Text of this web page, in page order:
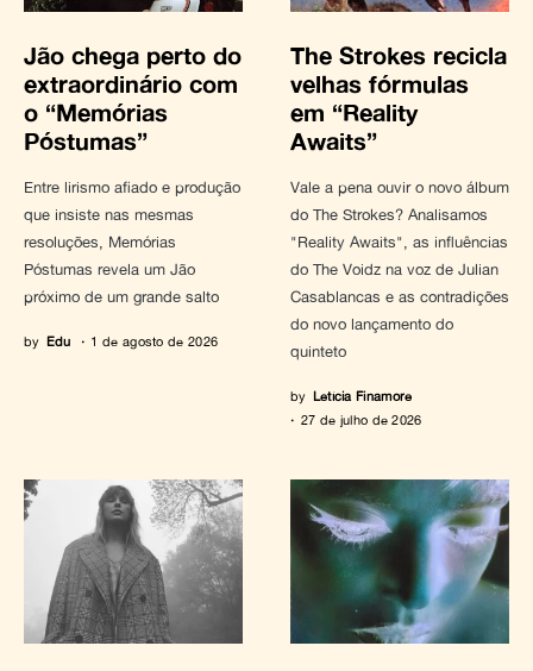
Jão chega perto do
extraordinário com
o “Memórias
Póstumas”
Entre lirismo afiado e produção
que insiste nas mesmas
resoluções, Memórias
Póstumas revela um Jão
próximo de um grande salto
by Edu 1 de agosto de 2026
The Strokes recicla
velhas fórmulas
em “Reality
Awaits”
Vale a pena ouvir o novo álbum
do The Strokes? Analisamos
"Reality Awaits", as influências
do The Voidz na voz de Julian
Casablancas e as contradições
do novo lançamento do
quinteto
by Letícia Finamore
27 de julho de 2026